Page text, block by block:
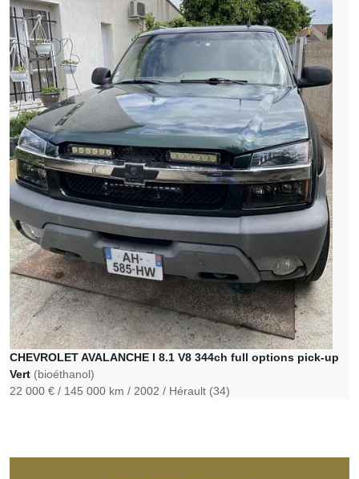
CHEVROLET AVALANCHE I 8.1 V8 344ch full options pick-up
Vert (bioéthanol)
22 000 €
145 000 km 2002 Hérault (34)